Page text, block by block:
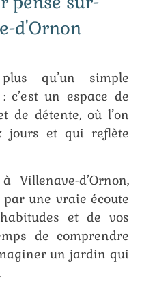
d'Ornon
qu’un simple
c’est un espace de
de détente, où l’on
jours et qui reflète
Villenave-d’Ornon,
une vraie écoute
et de vos
de comprendre
un jardin qui